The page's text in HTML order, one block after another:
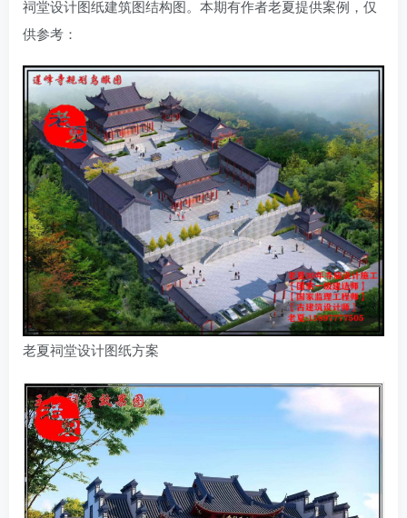
祠堂设计图纸建筑图结构图。本期有作者老夏提供案例，仅
供参考：
老夏祠堂设计图纸方案